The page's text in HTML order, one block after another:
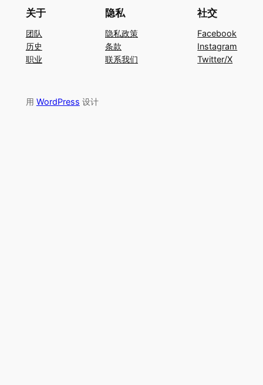
关于
团队
历史
职业
隐私
隐私政策
条款
联系我们
社交
Facebook
Instagram
Twitter/X
用 WordPress 设计